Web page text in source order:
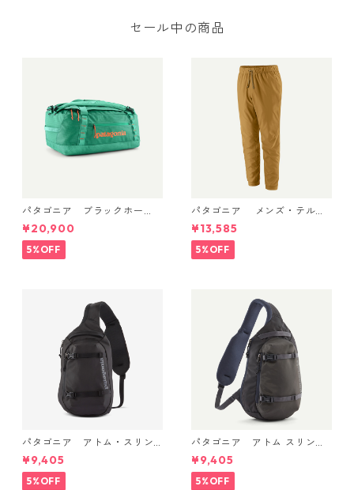
セール中の商品
パタゴニア ブラックホー
ル・ダッフル 40L Aqua Ston
e 49339 日本正規品
¥20,900
5%OFF
パタゴニア メンズ・テルボ
ンヌ・ジョガーズ (カラー Bo
bcat Brown) Patagonia Me
n's Terrebonne Trail Jogger
s 日本正規品 製品番号 2454
¥13,585
5%OFF
パタゴニア アトム・スリン
グ 8L (カラー Black) Patago
nia Atom Sling Bag 8L 日本
正規品 製品番号 48262
¥9,405
5%OFF
パタゴニア アトム スリング
8L Smolder Blue 48262 Pata
gonia Atom Sling Bag 8L 日
本正規品
¥9,405
5%OFF